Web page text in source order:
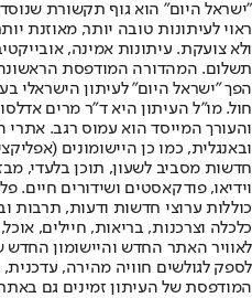
"ישראל היום" הוא גוף תקשורת
ראוי לעיתונות טובה יותר, מאוזנת
ולא צועקת. עיתונות אמינה,
הפך "ישראל היום" לעיתון הישראלי
חול. מו"ל העיתון היא ד"ר מרים
והעורך המייסד הוא עמוס רגב.
חדשות מסביב לשעון, תוכן בלעדי,
וידיאו, פודקאסטים ושידורים חיים.
כוללות ערוצי חדשות ודעות, תרבות
לאוויר האתר החדש והיישומון
לספק לגולשים חוויה מהירה,
המודפסת של העיתון זמינים גם